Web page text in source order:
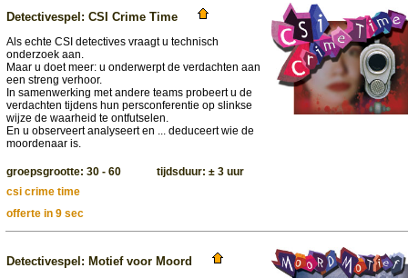
Detectivespel: CSI Crime Time
Als echte CSI detectives vraagt u technisch
onderzoek aan.
Maar u doet meer: u onderwerpt de verdachten aan
een streng verhoor.
In samenwerking met andere teams probeert u de
verdachten tijdens hun persconferentie op slinkse
wijze de waarheid te ontfutselen.
En u observeert analyseert en ... deduceert wie de
moordenaar is.
groepsgrootte: 30 - 60 tijdsduur: ± 3 uur
csi crime time
offerte in 9 sec
Detectivespel: Motief voor Moord